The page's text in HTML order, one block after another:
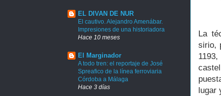
La
sirio,
lugar
EL DIVAN DE NUR
El cautivo. Alejandro Amenábar.
Impresiones de una historiadora
Hace 10 meses
El Marginador
A todo tren: el reportaje de José
Spreafico de la línea ferroviaria
Córdoba a Málaga
Hace 3 días